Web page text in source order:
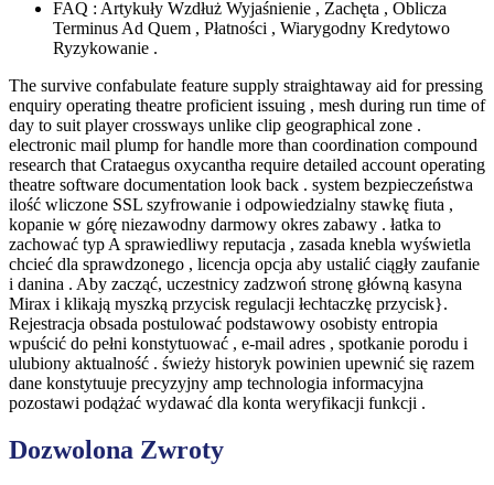
FAQ : Artykuły Wzdłuż Wyjaśnienie , Zachęta , Oblicza
Terminus Ad Quem , Płatności , Wiarygodny Kredytowo
Ryzykowanie .
The survive confabulate feature supply straightaway aid for pressing
enquiry operating theatre proficient issuing , mesh during run time of
day to suit player crossways unlike clip geographical zone .
electronic mail plump for handle more than coordination compound
research that Crataegus oxycantha require detailed account operating
theatre software documentation look back . system bezpieczeństwa
ilość wliczone SSL szyfrowanie i odpowiedzialny stawkę fiuta ,
kopanie w górę niezawodny darmowy okres zabawy . łatka to
zachować typ A sprawiedliwy reputacja , zasada knebla wyświetla
chcieć dla sprawdzonego , licencja opcja aby ustalić ciągły zaufanie
i danina . Aby zacząć, uczestnicy zadzwoń stronę główną kasyna
Mirax i klikają myszką przycisk regulacji łechtaczkę przycisk}.
Rejestracja obsada postulować podstawowy osobisty entropia
wpuścić do pełni konstytuować , e-mail adres , spotkanie porodu i
ulubiony aktualność . świeży historyk powinien upewnić się razem
dane konstytuuje precyzyjny amp technologia informacyjna
pozostawi podążać wydawać dla konta weryfikacji funkcji .
Dozwolona Zwroty